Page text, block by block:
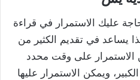
عليك الاستمرار في قراءة
في تقديم الكثير من
الاستمرار على وقت محدد
ويمكن الاستمرار عليها